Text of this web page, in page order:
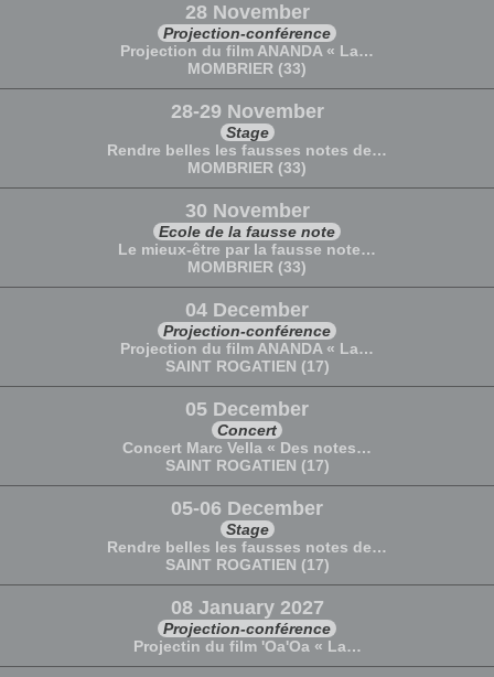
28 November
Projection-conférence
Projection du film ANANDA « La…
MOMBRIER (33)
28-29 November
Stage
Rendre belles les fausses notes de…
MOMBRIER (33)
30 November
Ecole de la fausse note
Le mieux-être par la fausse note…
MOMBRIER (33)
04 December
Projection-conférence
Projection du film ANANDA « La…
SAINT ROGATIEN (17)
05 December
Concert
Concert Marc Vella « Des notes…
SAINT ROGATIEN (17)
05-06 December
Stage
Rendre belles les fausses notes de…
SAINT ROGATIEN (17)
08 January 2027
Projection-conférence
Projectin du film 'Oa'Oa « La…